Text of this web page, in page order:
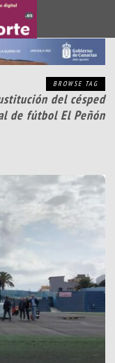
BROWSE TAG
del césped
de fútbol El Peñón